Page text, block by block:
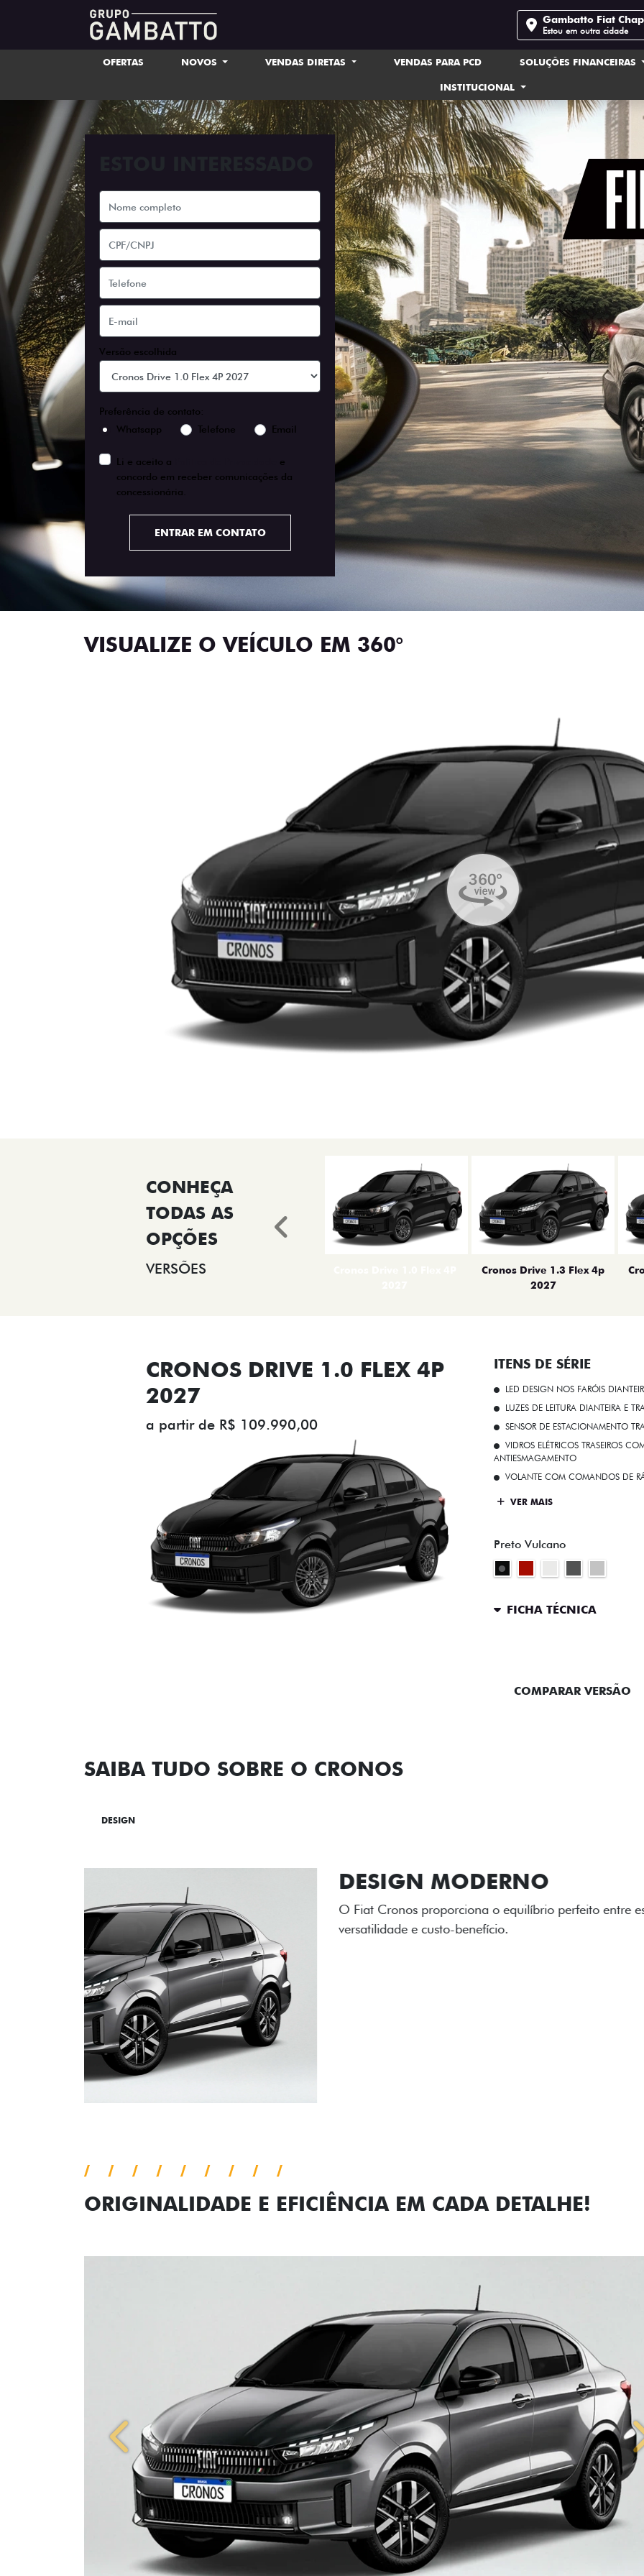
Gambatto Fiat
Estou em outra cidade
OFERTAS NOVOS VENDAS DIRETAS VENDAS PARA PCD SOLUÇÕES FINANCEIRAS
INSTITUCIONAL
Versão escolhida
Preferência de contato:
Whatsapp
Telefone Email
Li e aceito a
e
concordo em receber comunicações da
concessionária.
ENTRAR EM CONTATO
VISUALIZE O VEÍCULO EM 360°
VERSÕES
Cronos Drive 1.3 Flex 4p
2027
Anterior
CRONOS DRIVE 1.0 FLEX 4P
2027
a partir de R$ 109.990,00
ITENS DE SÉRIE
LED DESIGN NOS FARÓIS
LUZES DE LEITURA DIANTEIRA E
SENSOR DE ESTACIONAMENTO
VIDROS ELÉTRICOS TRASEIROS
ANTIESMAGAMENTO
VOLANTE COM COMANDOS DE
VER MAIS
Preto Vulcano
FICHA TÉCNICA
COMPARAR VERSÃO
SAIBA TUDO SOBRE O CRONOS
DESIGN
RODAS DE
As rodas de liga leve com
diamantado elevam o
ORIGINALIDADE E EFICIÊNCIA EM CADA DETALHE!
Anterior